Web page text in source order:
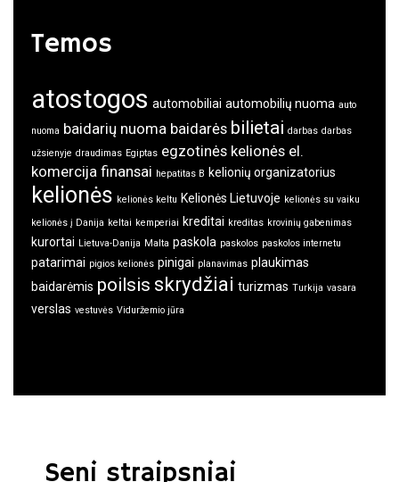
Temos
atostogos automobiliai automobilių nuoma auto
nuoma baidarių nuoma baidarės bilietai darbas darbas
užsienyje draudimas Egiptas egzotinės kelionės el.
komercija finansai hepatitas B kelionių organizatorius
kelionės kelionės keltu Kelionės Lietuvoje kelionės su vaiku
kelionės į Danija keltai kemperiai kreditai kreditas krovinių gabenimas
kurortai Lietuva-Danija Malta paskola paskolos paskolos internetu
patarimai pigios kelionės pinigai planavimas plaukimas
baidarėmis poilsis skrydžiai turizmas Turkija vasara
verslas vestuvės Viduržemio jūra
Seni straipsniai